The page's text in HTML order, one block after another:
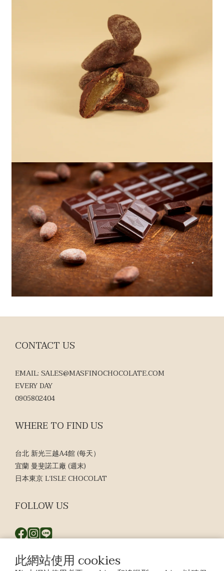
此網站使用 cookies
CONTACT US
EMAIL: SALES@MASFINOCHOCOLATE.COM
EVERY DAY
0905802404
WHERE TO FIND US
台北 新光三越A4館 (每天）
宜蘭 曼斐諾工廠 (週末)
日本東京 L‘ISLE CHOCOLAT
FOLLOW US